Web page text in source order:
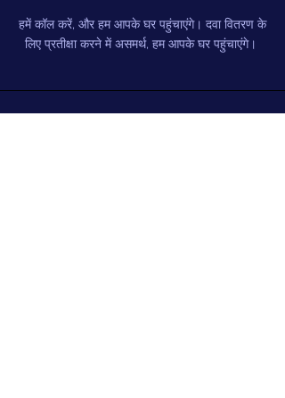
हमें कॉल करें, और हम आपके घर पहुंचाएंगे। दवा वितरण के
लिए प्रतीक्षा करने में असमर्थ, हम आपके घर पहुंचाएंगे।